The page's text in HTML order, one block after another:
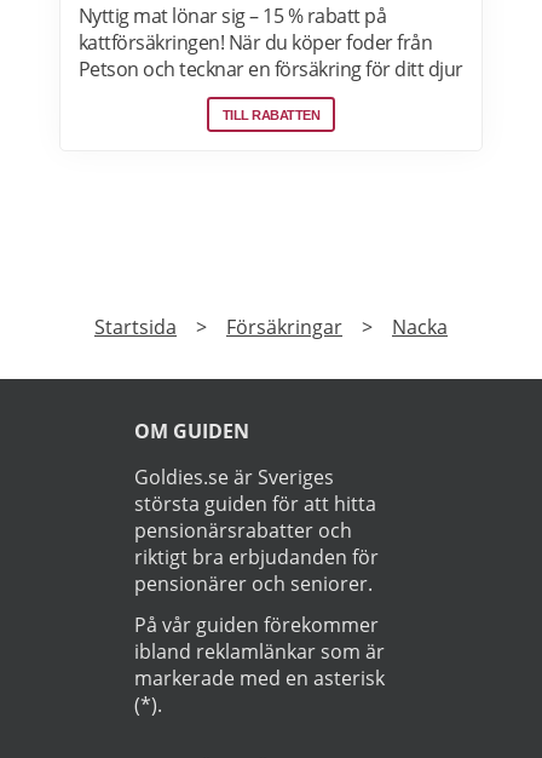
Nyttig mat lönar sig – 15 % rabatt på
kattförsäkringen! När du köper foder från
Petson och tecknar en försäkring för ditt djur
får du lägre försäkringspremie. Se ditt pris
direkt – marknadens snabbaste formulär,
TILL RABATTEN
Prenumerera på vårt nyhetsbrev och få exklusiv
tillgång till specialerbjudanden.
Läs Integritetspolicy
Startsida
OM GUIDEN